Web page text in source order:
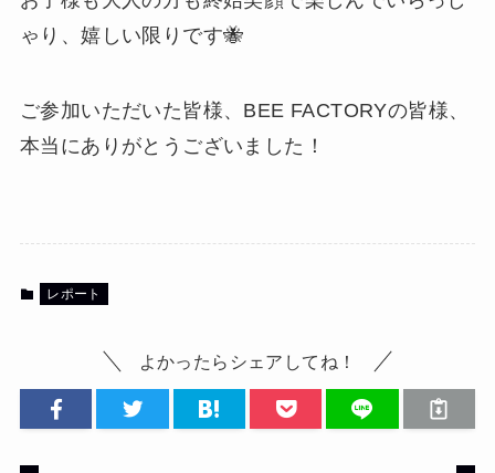
ゃり、嬉しい限りです🐝
ご参加いただいた皆様、BEE FACTORYの皆様、
本当にありがとうございました！
レポート
よかったらシェアしてね！